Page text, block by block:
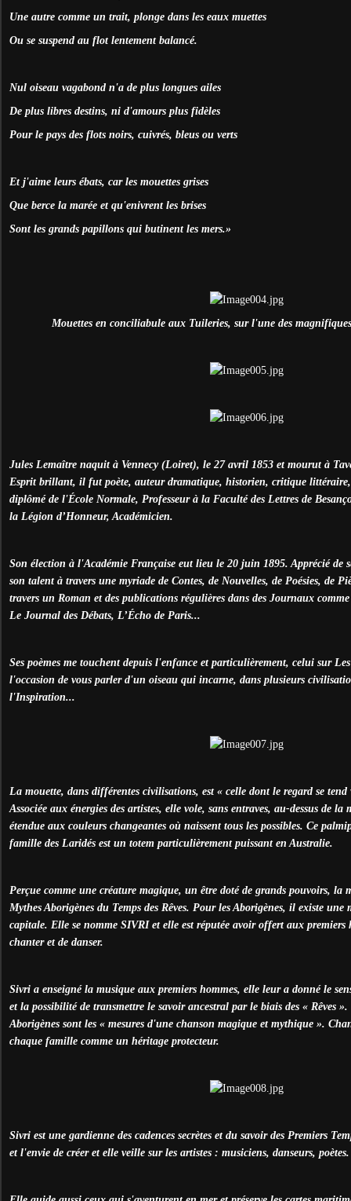
Une autre comme un trait, plonge dans les eaux muettes
Ou se suspend au flot lentement balancé.
Nul oiseau vagabond n'a de plus longues ailes
De plus libres destins, ni d'amours plus fidèles
Pour le pays des flots noirs, cuivrés, bleus ou verts
Et j'aime leurs ébats, car les mouettes grises
Que berce la marée et qu'enivrent les brises
Sont les grands papillons qui butinent les mers.»
Mouettes en conciliabule aux Tuileries, sur l'une des
Jules Lemaître naquit à Vennecy (Loiret), le 27 avril 1853 et mourut à
Esprit brillant, il fut poète, auteur dramatique, historien, critique
diplômé de l'École Normale, Professeur à la Faculté des Lettres de
la Légion d’Honneur, Académicien.
Son élection à l'Académie Française eut lieu le 20 juin 1895. Apprécié de
son talent à travers une myriade de Contes, de Nouvelles, de Poésies, de
travers un Roman et des publications régulières dans des Journaux
Le Journal des Débats, L’Écho de Paris...
Ses poèmes me touchent depuis l'enfance et particulièrement, celui sur
l'occasion de vous parler d'un oiseau qui incarne, dans plusieurs
l'Inspiration...
La mouette, dans différentes civilisations, est « celle dont le regard se
Associée aux énergies des artistes, elle vole, sans entraves, au-dessus de
étendue aux couleurs changeantes où naissent tous les possibles. Ce
famille des Laridés est un totem particulièrement puissant en Australie.
Perçue comme une créature magique, un être doté de grands pouvoirs, la
Mythes Aborigènes du Temps des Rêves. Pour les Aborigènes, il existe
capitale. Elle se nomme SIVRI et elle est réputée avoir offert aux premiers
chanter et de danser.
Sivri a enseigné la musique aux premiers hommes, elle leur a donné le
et la possibilité de transmettre le savoir ancestral par le biais des « Rêves ».
Aborigènes sont les « mesures d'une chanson magique et mythique ».
chaque famille comme un héritage protecteur.
Sivri est une gardienne des cadences secrètes et du savoir des Premiers
et l'envie de créer et elle veille sur les artistes : musiciens, danseurs,